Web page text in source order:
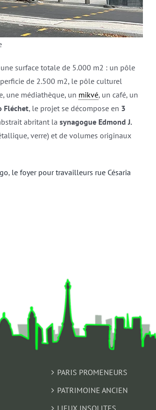
surface totale de 5.000 m2 : un pôle
de 2.500 m2, le pôle culturel
une médiathèque, un mikvé, un café, un
Fléchet, le projet se décompose en 3
abritant la synagogue Edmond J.
verre) et de volumes originaux
, le foyer pour travailleurs rue Césaria
PARIS PROMENEURS
PATRIMOINE ANCIEN
LIEUX INSOLITES